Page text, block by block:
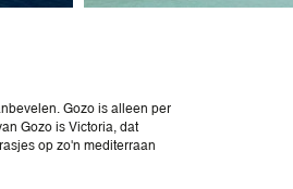
Gozo is alleen per
Gozo is Victoria, dat
op zo'n mediterraan